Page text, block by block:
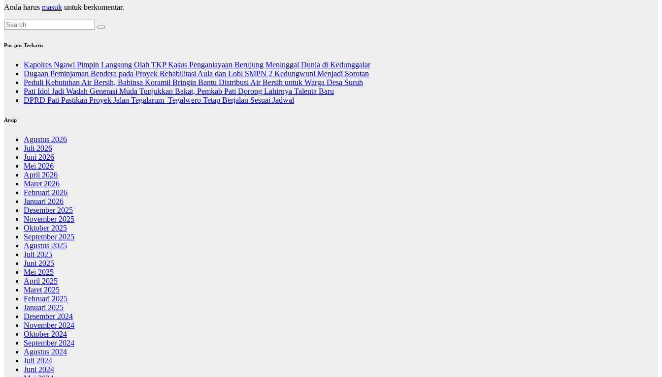
Anda harus masuk untuk berkomentar.
Pos-pos Terbaru
Kapolres Ngawi Pimpin Langsung Olah TKP Kasus Penganiayaan Berujung Meninggal Dunia di Kedunggalar
Dugaan Peminjaman Bendera pada Proyek Rehabilitasi Aula dan Lobi SMPN 2 Kedungwuni Menjadi Sorotan
Peduli Kebutuhan Air Bersih, Babinsa Koramil Bringin Bantu Distribusi Air Bersih untuk Warga Desa Suruh
Pati Idol Jadi Wadah Generasi Muda Tunjukkan Bakat, Pemkab Pati Dorong Lahirnya Talenta Baru
DPRD Pati Pastikan Proyek Jalan Tegalarum–Tegalwero Tetap Berjalan Sesuai Jadwal
Arsip
Agustus 2026
Juli 2026
Juni 2026
Mei 2026
April 2026
Maret 2026
Februari 2026
Januari 2026
Desember 2025
November 2025
Oktober 2025
September 2025
Agustus 2025
Juli 2025
Juni 2025
Mei 2025
April 2025
Maret 2025
Februari 2025
Januari 2025
Desember 2024
November 2024
Oktober 2024
September 2024
Agustus 2024
Juli 2024
Juni 2024